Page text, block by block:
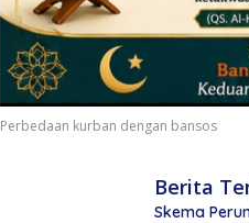
Perbedaan kurban dengan bansos
Berita
Skema